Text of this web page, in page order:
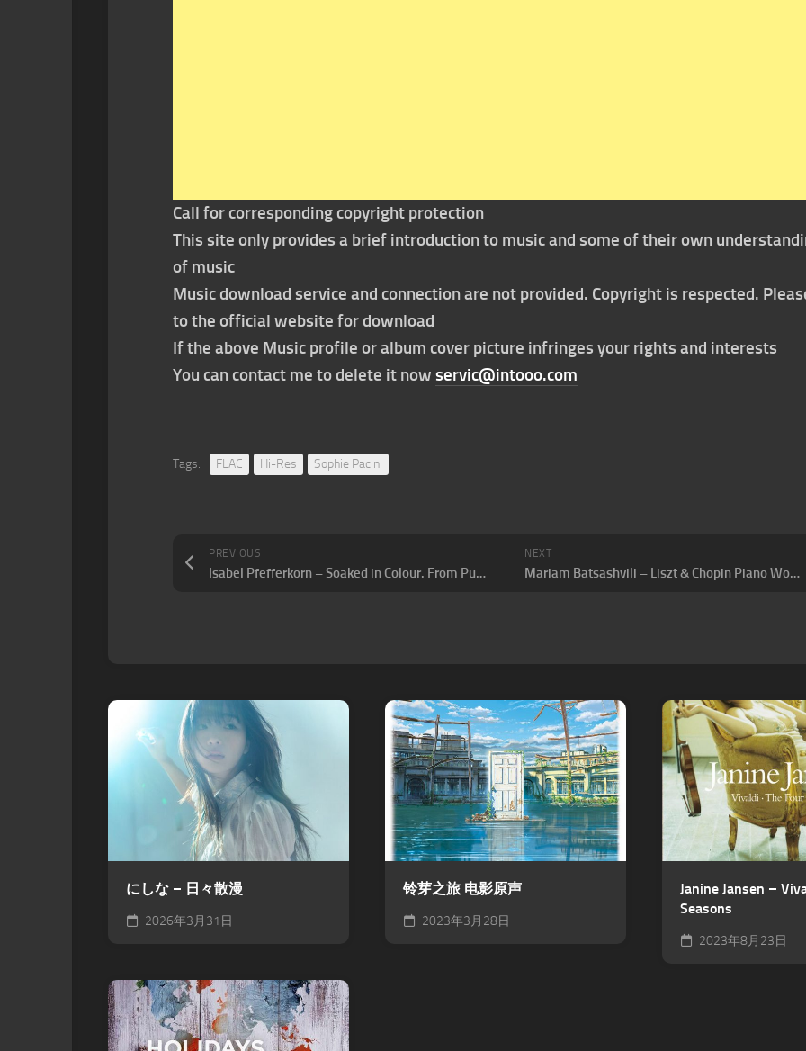
Call for corresponding copyright protection
This site only provides a brief introduction to music and some of their own
of music
Music download service and connection are not provided. Copyright is respected.
to the official website for download
If the above Music profile or album cover picture infringes your rights and interests
You can contact me to delete it now servic@intooo.com
Tags: FLAC Hi-Res Sophie Pacini
NEXT
Mariam Batsashvili – Liszt & Chopin Piano Works
PREVIOUS
Isabel Pfefferkorn – Soaked in Colour. From Purcell to Queen
にしな – 日々散漫
2026年3月31日
铃芽之旅 电影原声
2023年3月28日
Janine Jansen –
Seasons
2023年8月23日